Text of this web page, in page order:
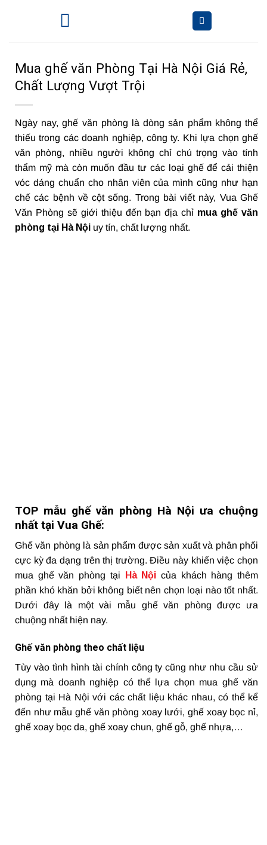
Mua ghế văn Phòng Tại Hà Nội Giá Rẻ,
Chất Lượng Vượt Trội
Ngày nay, ghế văn phòng là dòng sản phẩm không thể
thiếu trong các doanh nghiệp, công ty. Khi lựa chọn ghế
văn phòng, nhiều người không chỉ chú trọng vào tính
thẩm mỹ mà còn muốn đầu tư các loại ghế để cải thiện
vóc dáng chuẩn cho nhân viên của mình cũng như hạn
chế các bệnh về cột sống. Trong bài viết này, Vua Ghế
Văn Phòng sẽ giới thiệu đến bạn địa chỉ mua ghế văn
phòng tại Hà Nội uy tín, chất lượng nhất.
TOP mẫu ghế văn phòng Hà Nội ưa chuộng
nhất tại Vua Ghế:
Ghế văn phòng là sản phẩm được sản xuất và phân phối
cực kỳ đa dạng trên thị trường. Điều này khiến việc chọn
mua ghế văn phòng tại
Hà Nội của khách hàng thêm
phần khó khăn bởi không biết nên chọn loại nào tốt nhất.
Dưới đây là một vài mẫu ghế văn phòng được ưa
chuộng nhất hiện nay.
Ghế văn phòng theo chất liệu
Tùy vào tình hình tài chính công ty cũng như nhu cầu sử
dụng mà doanh nghiệp có thể lựa chọn mua ghế văn
phòng tại Hà Nội với các chất liệu khác nhau, có thể kể
đến như mẫu ghế văn phòng xoay lưới, ghế xoay bọc nỉ,
ghế xoay bọc da, ghế xoay chun, ghế gỗ, ghế nhựa,…